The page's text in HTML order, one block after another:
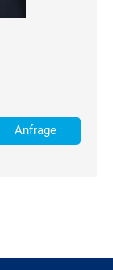
Anfrage